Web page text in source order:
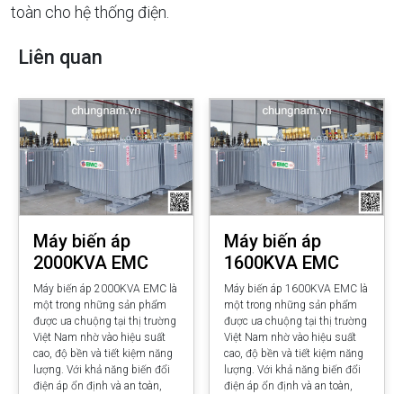
toàn cho hệ thống điện.
Liên quan
Máy biến áp
2000KVA EMC
Máy biến áp 2000KVA EMC là
một trong những sản phẩm
được ưa chuộng tại thị trường
Việt Nam nhờ vào hiệu suất
cao, độ bền và tiết kiệm năng
lượng. Với khả năng biến đổi
điện áp ổn định và an toàn,
Máy biến áp
1600KVA EMC
Máy biến áp 1600KVA EMC là
một trong những sản phẩm
được ưa chuộng tại thị trường
Việt Nam nhờ vào hiệu suất
cao, độ bền và tiết kiệm năng
lượng. Với khả năng biến đổi
điện áp ổn định và an toàn,